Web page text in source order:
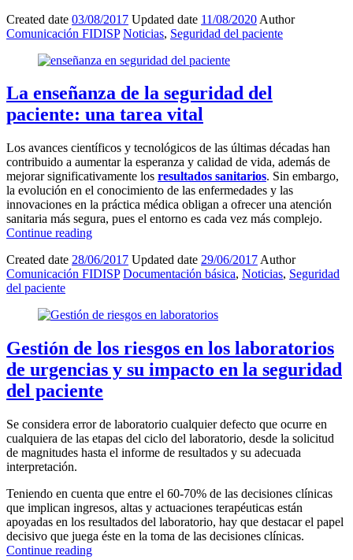
Created date 03/08/2017 Updated date 11/08/2020 Author
Comunicación FIDISP Noticias, Seguridad del paciente
La enseñanza de la seguridad del
paciente: una tarea vital
Los avances científicos y tecnológicos de las últimas décadas han
contribuido a aumentar la esperanza y calidad de vida, además de
mejorar significativamente los resultados sanitarios. Sin embargo,
la evolución en el conocimiento de las enfermedades y las
innovaciones en la práctica médica obligan a ofrecer una atención
sanitaria más segura, pues el entorno es cada vez más complejo.
Continue reading
Created date 28/06/2017 Updated date 29/06/2017 Author
Comunicación FIDISP Documentación básica, Noticias, Seguridad
del paciente
Gestión de los riesgos en los laboratorios
de urgencias y su impacto en la seguridad
del paciente
Se considera error de laboratorio cualquier defecto que ocurre en
cualquiera de las etapas del ciclo del laboratorio, desde la solicitud
de magnitudes hasta el informe de resultados y su adecuada
interpretación.
Teniendo en cuenta que entre el 60-70% de las decisiones clínicas
que implican ingresos, altas y actuaciones terapéuticas están
apoyadas en los resultados del laboratorio, hay que destacar el papel
decisivo que juega éste en la toma de las decisiones clínicas.
Continue reading